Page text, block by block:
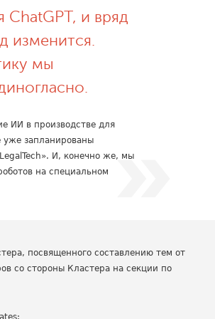
и вряд
изменится.
мы
ИИ в производстве для
уже запланированы
И, конечно же, мы
на специальном
посвященного составлению тем от
со стороны Кластера на секции по